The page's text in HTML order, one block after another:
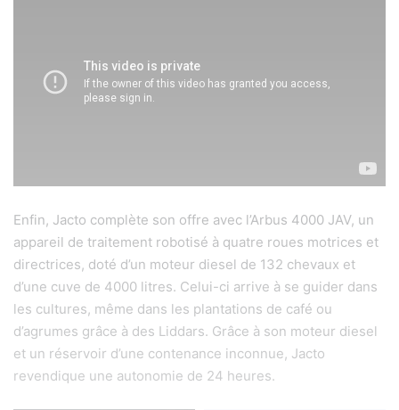
Enfin, Jacto complète son offre avec l’Arbus 4000 JAV, un
appareil de traitement robotisé à quatre roues motrices et
directrices, doté d’un moteur diesel de 132 chevaux et
d’une cuve de 4000 litres. Celui-ci arrive à se guider dans
les cultures, même dans les plantations de café ou
d’agrumes grâce à des Liddars. Grâce à son moteur diesel
et un réservoir d’une contenance inconnue, Jacto
revendique une autonomie de 24 heures.